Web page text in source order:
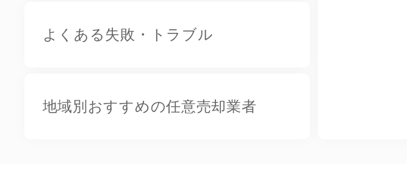
よくある失敗・トラブル
地域別おすすめの任意売却業者